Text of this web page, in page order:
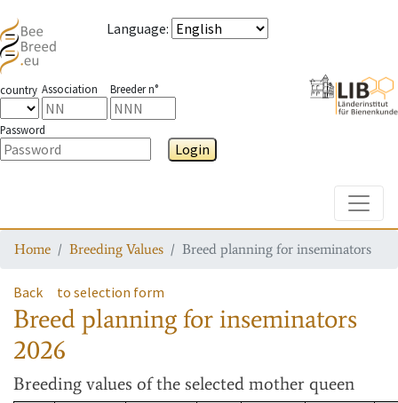
Language:
country Association Breeder n°
Password
Login
Home Breeding Values Breed planning for inseminators
Back to selection form
Breed planning for inseminators
2026
Breeding values of the selected mother queen